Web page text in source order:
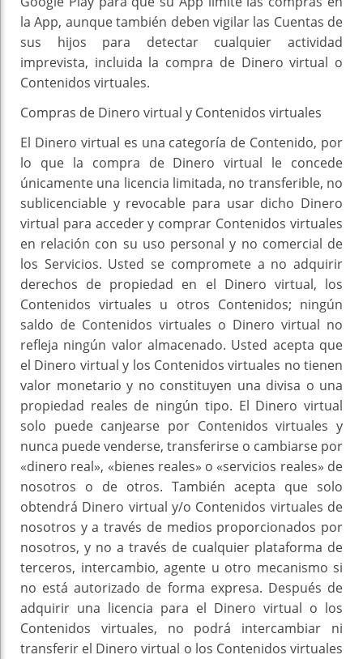
la App, aunque también deben vigilar las Cuentas de
sus hijos para detectar cualquier actividad
imprevista, incluida la compra de Dinero virtual o
Contenidos virtuales.
Compras de Dinero virtual y Contenidos virtuales
El Dinero virtual es una categoría de Contenido, por
lo que la compra de Dinero virtual le concede
únicamente una licencia limitada, no transferible, no
sublicenciable y revocable para usar dicho Dinero
virtual para acceder y comprar Contenidos virtuales
en relación con su uso personal y no comercial de
los Servicios. Usted se compromete a no adquirir
derechos de propiedad en el Dinero virtual, los
Contenidos virtuales u otros Contenidos; ningún
saldo de Contenidos virtuales o Dinero virtual no
refleja ningún valor almacenado. Usted acepta que
el Dinero virtual y los Contenidos virtuales no tienen
valor monetario y no constituyen una divisa o una
propiedad reales de ningún tipo. El Dinero virtual
solo puede canjearse por Contenidos virtuales y
nunca puede venderse, transferirse o cambiarse por
«dinero real», «bienes reales» o «servicios reales» de
nosotros o de otros. También acepta que solo
obtendrá Dinero virtual y/o Contenidos virtuales de
nosotros y a través de medios proporcionados por
nosotros, y no a través de cualquier plataforma de
terceros, intercambio, agente u otro mecanismo si
no está autorizado de forma expresa. Después de
adquirir una licencia para el Dinero virtual o los
Contenidos virtuales, no podrá intercambiar ni
transferir el Dinero virtual o los Contenidos virtuales